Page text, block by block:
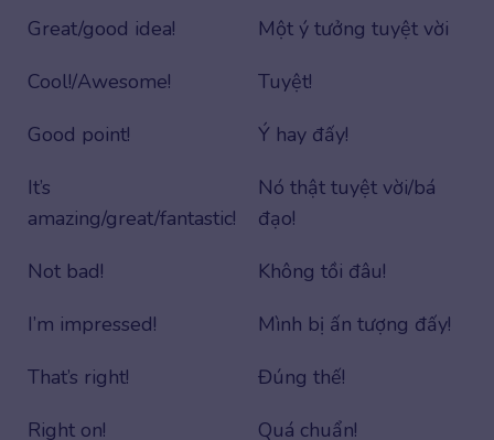
Great/good idea!
Một ý tưởng tuyệt vời
Cool!/Awesome!
Tuyệt!
Good point!
Ý hay đấy!
It’s
amazing/great/fantastic!
Nó thật tuyệt vời/bá
đạo!
Not bad!
Không tồi đâu!
I’m impressed!
Mình bị ấn tượng đấy!
That’s right!
Đúng thế!
Right on!
Quá chuẩn!